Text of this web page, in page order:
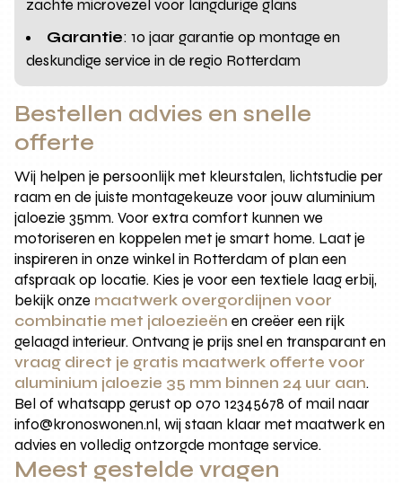
zachte microvezel voor langdurige glans
Garantie: 10 jaar garantie op montage en
deskundige service in de regio Rotterdam
Bestellen advies en snelle
offerte
Wij helpen je persoonlijk met kleurstalen, lichtstudie per
raam en de juiste montagekeuze voor jouw aluminium
jaloezie 35mm. Voor extra comfort kunnen we
motoriseren en koppelen met je smart home. Laat je
inspireren in onze winkel in Rotterdam of plan een
afspraak op locatie. Kies je voor een textiele laag erbij,
bekijk onze maatwerk overgordijnen voor
combinatie met jaloezieën en creëer een rijk
gelaagd interieur. Ontvang je prijs snel en transparant en
vraag direct je gratis maatwerk offerte voor
aluminium jaloezie 35 mm binnen 24 uur aan.
Bel of whatsapp gerust op 070 12345678 of mail naar
info@kronoswonen.nl, wij staan klaar met maatwerk en
advies en volledig ontzorgde montage service.
Meest gestelde vragen